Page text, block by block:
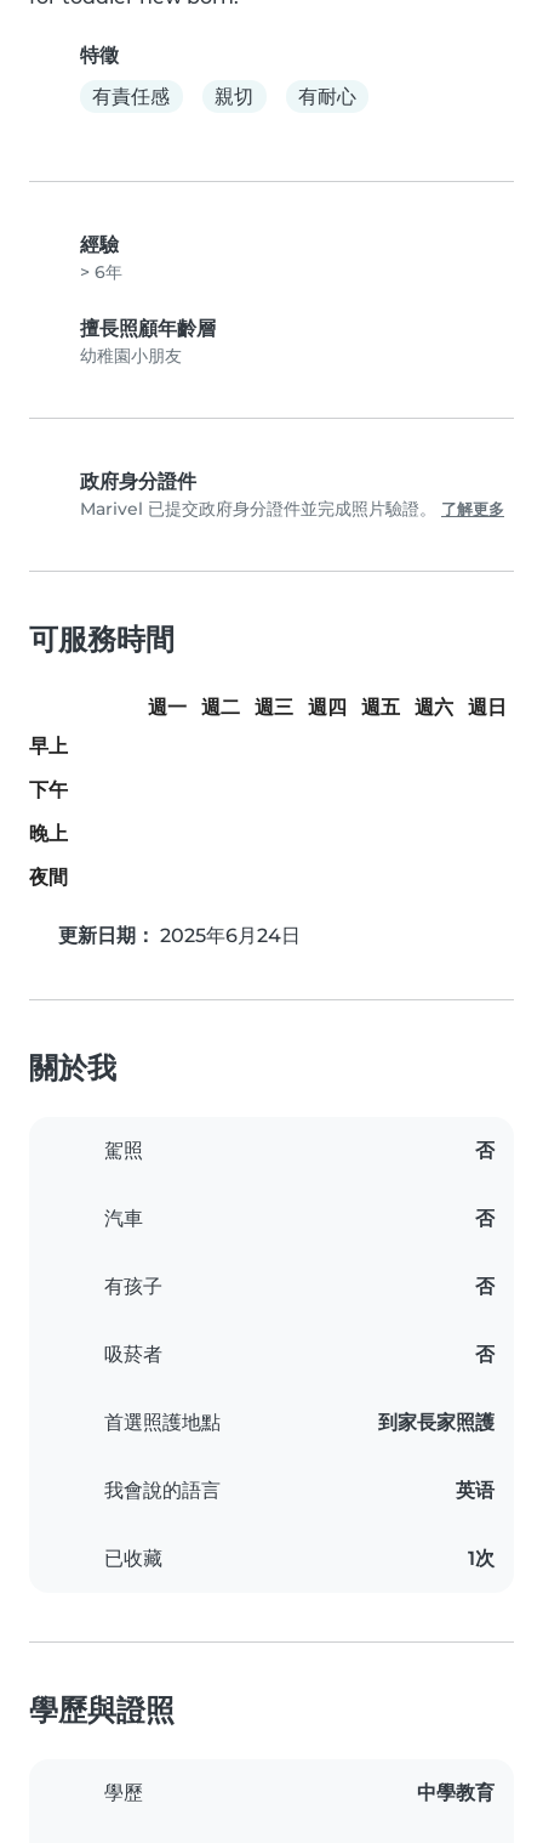
特徵
有責任感
親切 有耐心
經驗
> 6年
擅長照顧年齡層
幼稚園小朋友
政府身分證件
Marivel 已提交政府身分證件並完成照片驗證。 了解更多
可服務時間
週一 週二 週三 週四 週五 週六
週日
早上
下午
晚上
夜間
更新日期： 2025年6月24日
關於我
駕照 否
汽車 否
有孩子 否
吸菸者 否
首選照護地點 到家長家照護
我會說的語言 英语
已收藏 1次
學歷與證照
學歷 中學教育